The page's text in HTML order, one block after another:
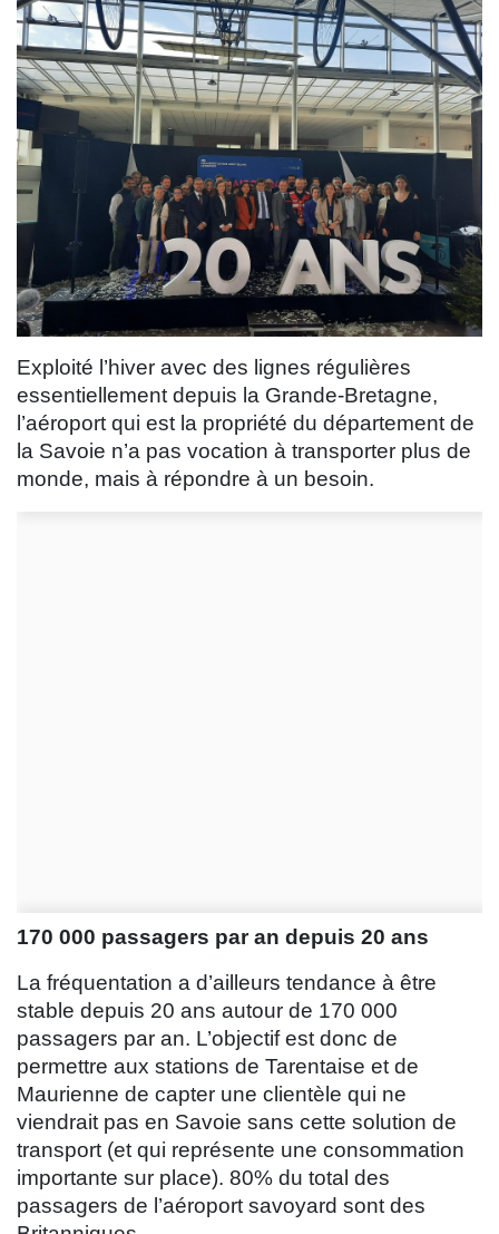
Exploité l’hiver avec des lignes régulières
essentiellement depuis la Grande-Bretagne,
l’aéroport qui est la propriété du département de
la Savoie n’a pas vocation à transporter plus de
monde, mais à répondre à un besoin.
170 000 passagers par an depuis 20 ans
La fréquentation a d’ailleurs tendance à être
stable depuis 20 ans autour de 170 000
passagers par an. L’objectif est donc de
permettre aux stations de Tarentaise et de
Maurienne de capter une clientèle qui ne
viendrait pas en Savoie sans cette solution de
transport (et qui représente une consommation
importante sur place). 80% du total des
passagers de l’aéroport savoyard sont des